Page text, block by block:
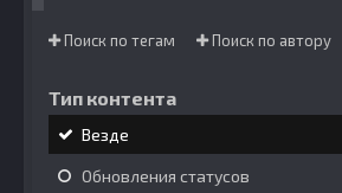
Поиск по тегам Поиск по автору
Тип контента
Везде
Обновления статусов